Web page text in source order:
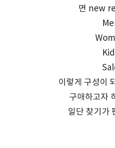
면 new
이렇게 구성이
구매하고자
일단 찾기가